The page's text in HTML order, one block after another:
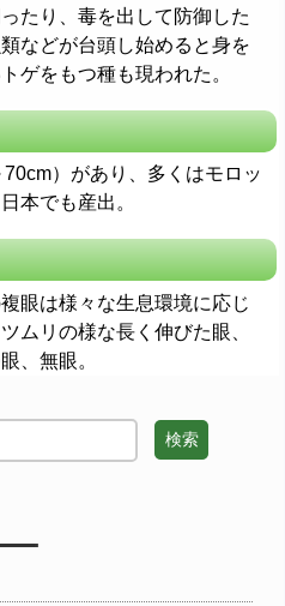
たり、毒を出して防御した
などが台頭し始めると身を
ゲをもつ種も現われた。
）があり、多くはモロッ
本でも産出。
眼は様々な生息環境に応じ
ムリの様な長く伸びた眼、
、無眼。
検索